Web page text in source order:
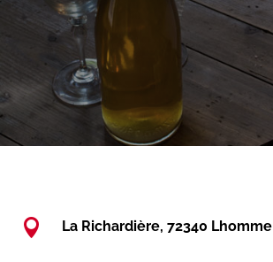
 La Richardière, 72340 Lhomme